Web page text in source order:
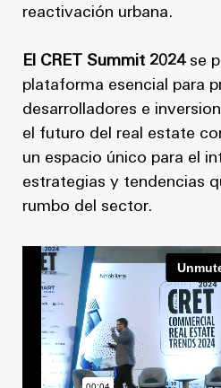
reactivación urbana.
El CRET Summit 2024se
plataforma esencial para
desarrolladores e
el futuro del real estate
un espacio único para el
estrategias y tendencias
rumbo del sector.